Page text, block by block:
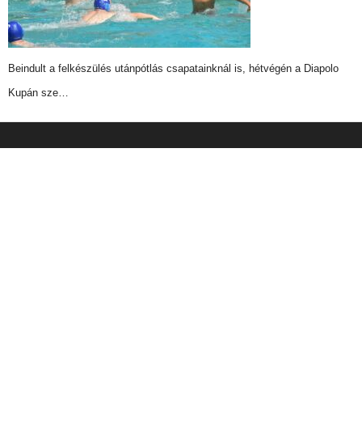
Beindult a felkészülés utánpótlás csapatainknál is, hétvégén a Diapolo
Kupán sze…